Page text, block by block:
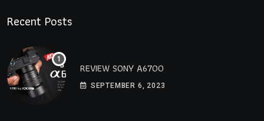
Recent Posts
REVIEW SONY A6700
SEPTEMBER 6, 2023